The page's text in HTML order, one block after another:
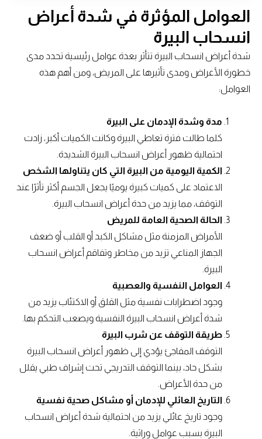
العوامل المؤثرة في شدة أعراض
انسحاب البيرة
شدة أعراض انسحاب البيرة تتأثر بعدة عوامل رئيسية تحدد مدى
خطورة الأعراض ومدى تأثيرها على المريض، ومن أهم هذه
العوامل:
مدة وشدة الإدمان على البيرة
كلما طالت فترة تعاطي البيرة وكانت الكميات أكبر، زادت
احتمالية ظهور أعراض انسحاب البيرة الشديدة.
الكمية اليومية من البيرة التي كان يتناولها الشخص
الاعتماد على كميات كبيرة يوميًا يجعل الجسم أكثر تأثرًا عند
التوقف، مما يزيد من حدة أعراض انسحاب البيرة.
الحالة الصحية العامة للمريض
الأمراض المزمنة مثل مشاكل الكبد أو القلب أو ضعف
الجهاز المناعي تزيد من مخاطر وتفاقم أعراض انسحاب
البيرة.
العوامل النفسية والعصبية
وجود اضطرابات نفسية مثل القلق أو الاكتئاب يزيد من
شدة أعراض انسحاب البيرة النفسية ويصعب التحكم بها.
طريقة التوقف عن شرب البيرة
التوقف المفاجئ يؤدي إلى ظهور أعراض انسحاب البيرة
بشكل حاد، بينما التوقف التدريجي تحت إشراف طبي يقلل
من حدة الأعراض.
التاريخ العائلي للإدمان أو مشاكل صحية نفسية
وجود تاريخ عائلي يزيد من احتمالية شدة أعراض انسحاب
البيرة بسبب عوامل وراثية.